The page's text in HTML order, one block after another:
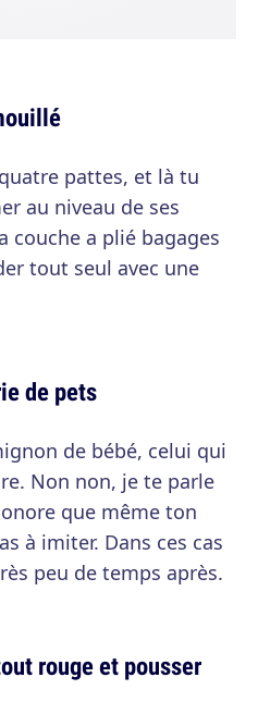
pattes, et là tu
au niveau de ses
couche a plié bagages
tout seul avec une
de pets
de bébé, celui qui
Non non, je te parle
que même ton
à imiter. Dans ces cas
peu de temps après.
rouge et pousser